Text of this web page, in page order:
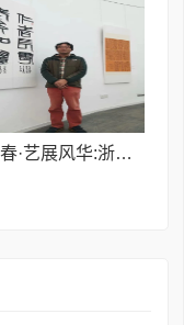
骏马迎春·艺展风华:浙融媒中心邀艺术家送新春祝福,共贺马年祥瑞——刘方老师